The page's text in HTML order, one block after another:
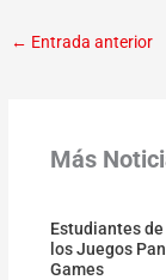
← Entrada anterior
Más
Estudiantes
los Juegos
Games